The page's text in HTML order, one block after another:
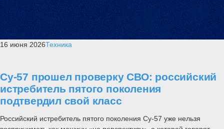
16 июня 2026Техника
Су-57 прошел проверку СВО: российский
истребитель пятого поколения
подтвердил свой класс
Российский истребитель пятого поколения Су-57 уже нельзя